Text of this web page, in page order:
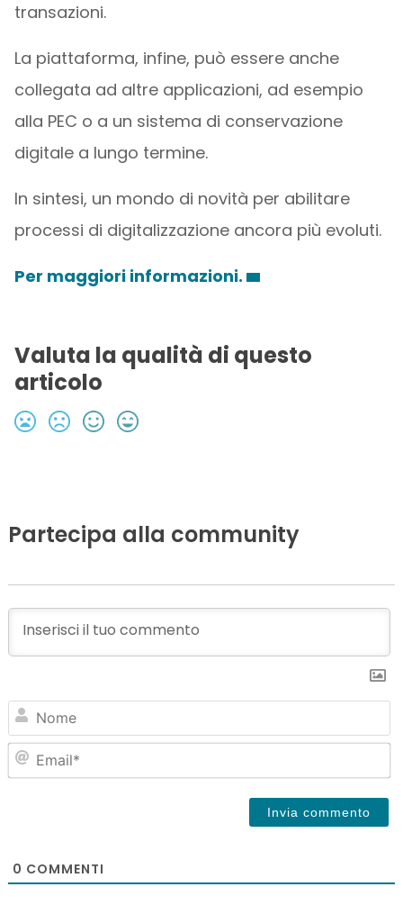
transazioni.
La piattaforma, infine, può essere anche
collegata ad altre applicazioni, ad esempio
alla PEC o a un sistema di conservazione
digitale a lungo termine.
In sintesi, un mondo di novità per abilitare
processi di digitalizzazione ancora più evoluti.
Per maggiori informazioni.
Valuta la qualità di questo
articolo
Partecipa alla community
0 COMMENTI